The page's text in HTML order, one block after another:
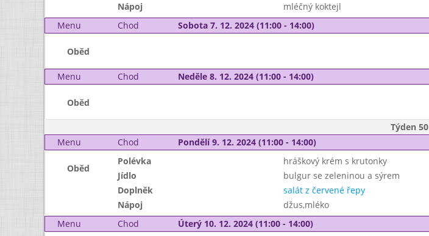
Nápoj
mléčný koktejl
Menu
Chod Sobota 7. 12. 2024 (11:00 - 14:00)
Oběd
Menu Chod Neděle 8. 12. 2024 (11:00 - 14:00)
Oběd
Týden 50
Menu
Chod Pondělí 9. 12. 2024 (11:00 - 14:00)
Oběd
Polévka hráškový krém s krutonky
Jídlo
bulgur se zeleninou a sýrem
Doplněk
salát z červené řepy
Nápoj
džus,mléko
Menu
Chod Úterý 10. 12. 2024 (11:00 - 14:00)